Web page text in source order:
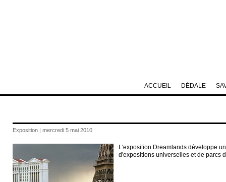
Exposition | mercredi 5 mai 2010
L'exposition Dreamlands développe
d'expositions universelles et de parcs
DÉDALE
ACCUEIL